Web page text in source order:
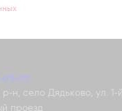
03-03
р-н, село Дядьково, ул. 1-й
проезд